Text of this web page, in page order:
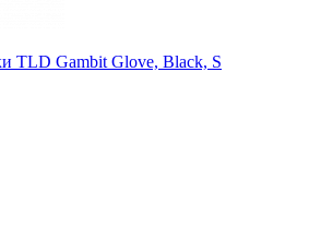
TLD Gambit Glove, Black, S